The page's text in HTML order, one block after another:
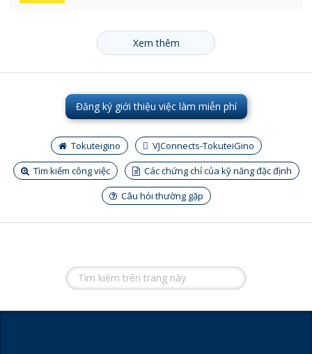
Xem thêm
Đăng ký giới thiệu việc làm miễn phí
Tokuteigino
VJConnects-TokuteiGino
Tìm kiếm công việc
Các chứng chỉ của kỹ năng đặc định
Câu hỏi thường gặp